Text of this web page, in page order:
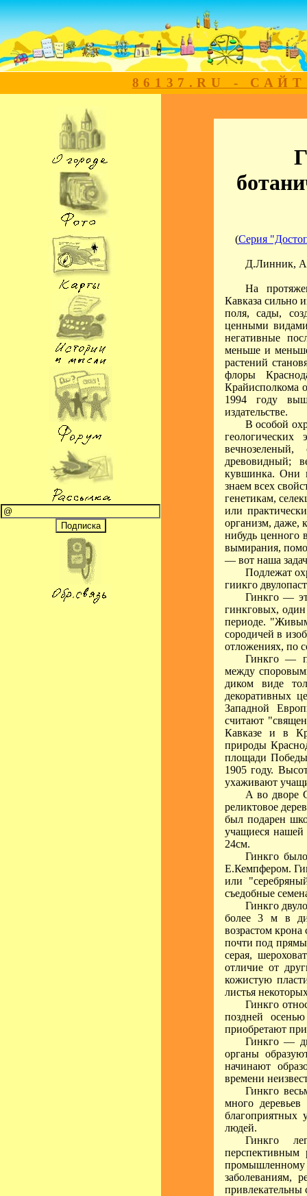
86137.RU -
(Серия
Д.Линник,
На
Кавказа сильно
поля, сады,
ценными
негативные
меньше и
растений
флоры
Крайисполкома
1994 году
издательстве.
В особой
древовидный;
кувшинка. Они
знаем всех
генетикам,
или
организм, даже,
нибудь ценного
вымирания,
— вот наша
Подлежат
гиикго
Гинкго —
гинкговых,
периоде.
сородичей в
отложениях, по
Гинкго —
между
диком виде
декоративных
Западной
считают
Кавказе и в
природы
площади
1905 году.
ухаживают
А во дворе
реликтовое
был подарен
учащиеся
24см.
Гинкго
Е.Кемпфером.
или
съедобные
Гинкго
более 3 м в
возрастом крона
почти под
серая,
отличие от
кожистую
листья
Гинкго
поздней
приобретают
Гинкго —
органы
начинают
времени
Гинкго
много
благоприятных
людей.
Гинкго
заболеваниям,
привлекательны